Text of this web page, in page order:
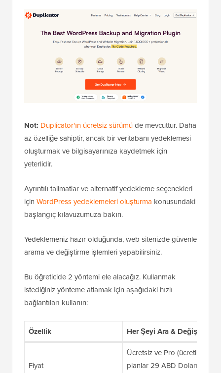
Not: Duplicator'ın ücretsiz sürümüde mevcuttur. Daha
az özelliğe sahiptir, ancak bir veritabanı yedeklemesi
oluşturmak ve bilgisayarınıza kaydetmek için
yeterlidir.
Ayrıntılı talimatlar ve alternatif yedekleme seçenekleri
için WordPress yedeklemeleri oluşturma konusundaki
başlangıç kılavuzumuza bakın.
Yedeklemeniz hazır olduğunda, web sitenizde güvenle
arama ve değiştirme işlemleri yapabilirsiniz.
Bu öğreticide 2 yöntemi ele alacağız. Kullanmak
istediğiniz yönteme atlamak için aşağıdaki hızlı
bağlantıları kullanın:
Özellik Her Şeyi Ara & Değiştir
Fiyat
Ücretsiz ve Pro (ücretli
planlar 29 ABD Doları /